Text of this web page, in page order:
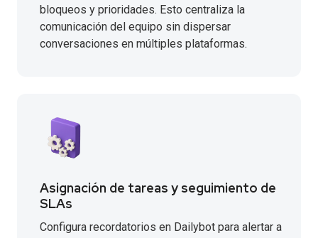
bloqueos y prioridades. Esto centraliza la
comunicación del equipo sin dispersar
conversaciones en múltiples plataformas.
Asignación de tareas y seguimiento de
SLAs
Configura recordatorios en Dailybot para alertar a